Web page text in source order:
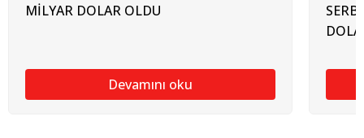
MİLYAR DOLAR OLDU
Devamını oku